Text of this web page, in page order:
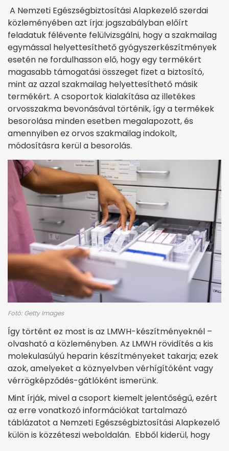
A Nemzeti Egészségbiztosítási Alapkezelő szerdai
közleményében azt írja: jogszabályban előírt
feladatuk félévente felülvizsgálni, hogy a szakmailag
egymással helyettesíthető gyógyszerkészítmények
esetén ne fordulhasson elő, hogy egy termékért
magasabb támogatási összeget fizet a biztosító,
mint az azzal szakmailag helyettesíthető másik
termékért. A csoportok kialakítása az illetékes
orvosszakma bevonásával történik, így a termékek
besorolása minden esetben megalapozott, és
amennyiben ez orvos szakmailag indokolt,
módosításra kerül a besorolás.
Fotó: Getty Images
Így történt ez most is az LMWH-készítményeknél –
olvasható a közleményben. Az LMWH rövidítés a kis
molekulasúlyú heparin készítményeket takarja; ezek
azok, amelyeket a köznyelvben vérhígítóként vagy
vérrögképződés-gátlóként ismerünk.
Mint írják, mivel a csoport kiemelt jelentőségű, ezért
az erre vonatkozó információkat tartalmazó
táblázatot a Nemzeti Egészségbiztosítási Alapkezelő
külön is közzéteszi weboldalán. Ebből kiderül, hogy